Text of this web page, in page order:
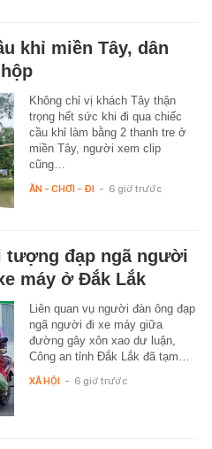
khỉ miền Tây, dân
Không chỉ vị khách Tây thận
trọng hết sức khi đi qua chiếc
cầu khỉ làm bằng 2 thanh tre ở
miền Tây, người xem clip
cũng…
ĂN - CHƠI - ĐI - 6 giờ trước
tượng đạp ngã người
máy ở Đắk Lắk
Liên quan vụ người đàn ông đạp
ngã người đi xe máy giữa
đường gây xôn xao dư luận,
Công an tỉnh Đắk Lắk đã tạm…
XÃ HỘI - 6 giờ trước